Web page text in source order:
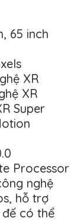
65 inch
XR
XR
Super
Processor
nghệ
hỗ trợ
có thể